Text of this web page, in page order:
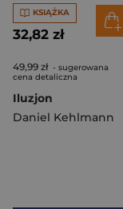
KSIĄŻKA
32,82 zł
49,99 zł - sugerowana
cena detaliczna
Iluzjon
Daniel Kehlmann